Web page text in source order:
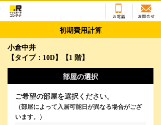
初期費用計算
小倉中井
【タイプ：10D】【1 階】
部屋の選択
ご希望の部屋を選択ください。
（部屋によって入居可能日が異なる場合がござ
います。）